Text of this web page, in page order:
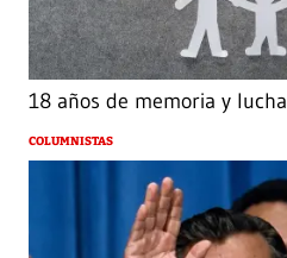
18 años de memoria y lucha
COLUMNISTAS